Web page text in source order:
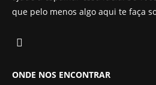
que pelo menos algo aqui te faça
ONDE NOS ENCONTRAR